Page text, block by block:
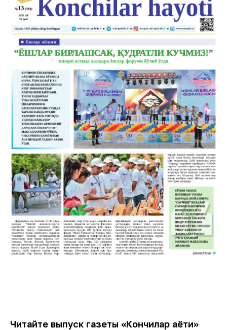
Читайте выпуск газеты «Кончилар ҳаёти»